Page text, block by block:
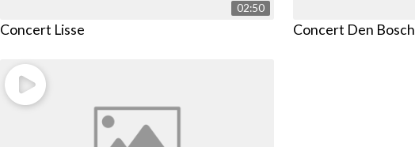
02:50
Concert Lisse Concert Den Bosch